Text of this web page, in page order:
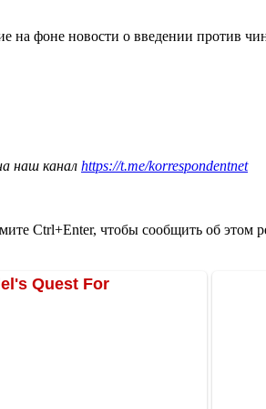
на фоне новости о введении против
наш канал https://t.me/korrespondentnet
Ctrl+Enter, чтобы сообщить об этом